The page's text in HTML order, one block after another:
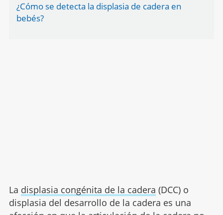
¿Cómo se detecta la displasia de cadera en
bebés?
La displasia congénita de la cadera (DCC) o
displasia del desarrollo de la cadera es una